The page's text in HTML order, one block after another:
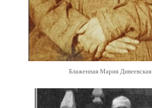
Блаженная Мария Дивеевская